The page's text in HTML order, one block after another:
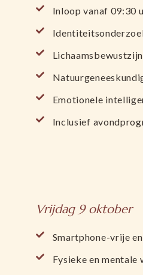
Inloop vanaf 09:30
Emotionele
Inclusief
Vrijdag 9 oktober
Smartphone-vrije
Fysieke en mentale